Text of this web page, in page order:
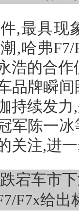
,最具
,哈弗
浩的合
品牌瞬
持续发
军陈一
关注,进